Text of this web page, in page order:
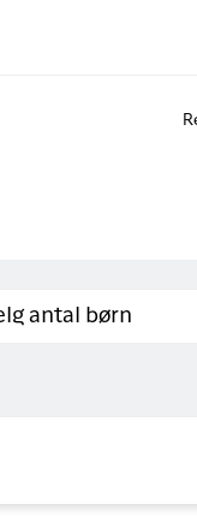
(2-11 år)
antal børn